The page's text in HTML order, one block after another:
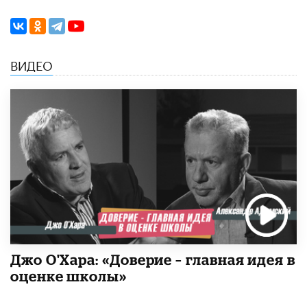
ВИДЕО
Джо О'Хара: «Доверие – главная идея в
оценке школы»